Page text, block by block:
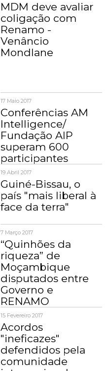
MDM deve avaliar
coligação com
Renamo -
Venâncio
Mondlane
17 Maio 2017
Conferências AM
Intelligence/
Fundação AIP
superam 600
participantes
19 Abril 2017
Guiné-Bissau, o
país "mais liberal à
face da terra"
7 Março 2017
“Quinhões da
riqueza” de
Moçambique
disputados entre
Governo e
RENAMO
15 Fevereiro 2017
Acordos
"ineficazes"
defendidos pela
comunidade